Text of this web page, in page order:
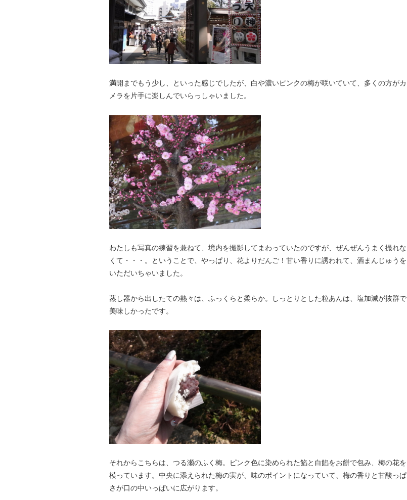
満開までもう少し、といった感じでしたが、白や濃いピンクの梅が咲いていて、多くの方がカ
メラを片手に楽しんでいらっしゃいました。
わたしも写真の練習を兼ねて、境内を撮影してまわっていたのですが、ぜんぜんうまく撮れな
くて・・・。ということで、やっぱり、花よりだんご！甘い香りに誘われて、酒まんじゅうを
いただいちゃいました。
蒸し器から出したての熱々は、ふっくらと柔らか。しっとりとした粒あんは、塩加減が抜群で
美味しかったです。
それからこちらは、つる瀬のふく梅。ピンク色に染められた餡と白餡をお餅で包み、梅の花を
模っています。中央に添えられた梅の実が、味のポイントになっていて、梅の香りと甘酸っぱ
さが口の中いっぱいに広がります。